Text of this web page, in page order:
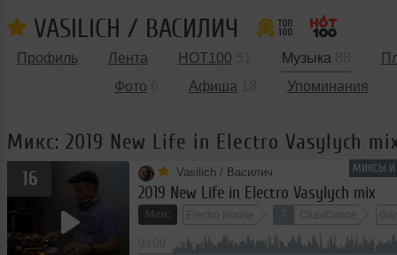
VASILICH / ВАСИЛИЧ
Профиль Лента HOT100 Музыка
Фото
Афиша Упоминания
Микс: 2019 New Life in Electro Vasylych
МИКСЫ И
16 Vasilich / Василич
2019 New Life in Electro Vasylych mix
Микс Electro House 7 Club/Dance